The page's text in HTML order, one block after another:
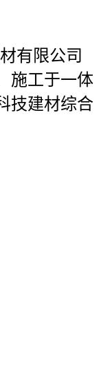
有限公司
施工于一体
技建材综合